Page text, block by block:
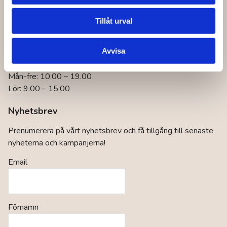
Tillåt urval
Avvisa
Öppettider konsumentkontakt
Öppettider butik
Mån-fre: 10.00 – 19.00
Lör: 9.00 – 15.00
Nyhetsbrev
Prenumerera på vårt nyhetsbrev och få tillgång till senaste
nyheterna och kampanjerna!
Email
Förnamn